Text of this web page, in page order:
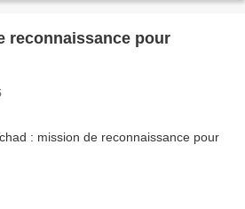
reconnaissance pour